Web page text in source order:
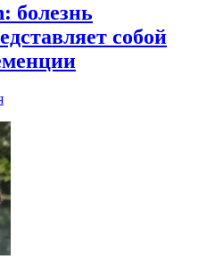
болезнь
собой